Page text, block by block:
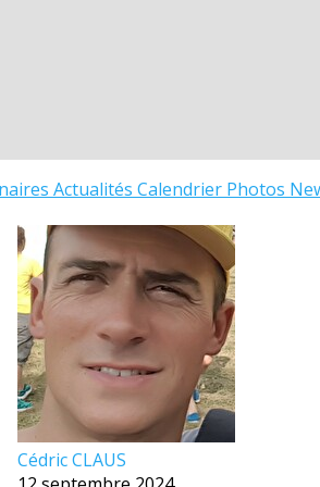
Actualités Calendrier Photos
Cédric CLAUS